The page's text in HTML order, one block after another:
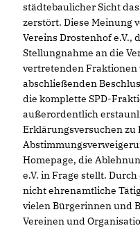
städtebaulicher Sicht
zerstört. Diese Meinung
Vereins Drostenhof e.V.,
Stellungnahme an die
vertretenden Fraktionen
abschließenden
die komplette SPD-
außerordentlich
Erklärungsversuchen zu
Homepage, die
e.V. in Frage stellt.
nicht ehrenamtliche
vielen Bürgerinnen und
Vereinen und